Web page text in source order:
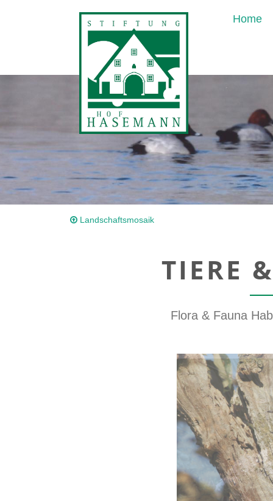
Home
Landschaftsmosaik
TIERE
Flora & Fauna